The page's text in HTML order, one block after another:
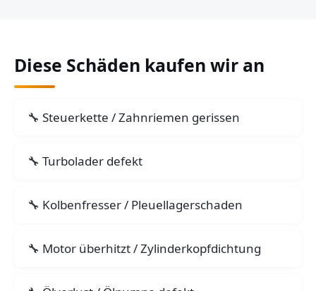
Diese Schäden kaufen wir an
Steuerkette / Zahnriemen gerissen
Turbolader defekt
Kolbenfresser / Pleuellagerschaden
Motor überhitzt / Zylinderkopfdichtung